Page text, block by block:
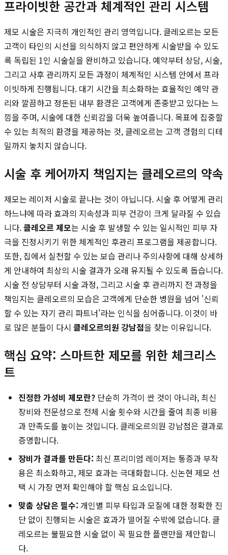
프라이빗한 공간과 체계적인 관리 시스템
제모 시술은 지극히 개인적인 관리 영역입니다. 클레오르는 모든
고객이 타인의 시선을 의식하지 않고 편안하게 시술받을 수 있도
록 독립된 1인 시술실을 완비하고 있습니다. 예약부터 상담, 시술,
그리고 사후 관리까지 모든 과정이 체계적인 시스템 안에서 프라
이빗하게 진행됩니다. 대기 시간을 최소화하는 효율적인 예약 관
리와 깔끔하고 정돈된 내부 환경은 고객에게 존중받고 있다는 느
낌을 주며, 시술에 대한 신뢰감을 더욱 높여줍니다. 목표에 집중할
수 있는 최적의 환경을 제공하는 것, 클레오르는 고객 경험의 디테
일까지 놓치지 않습니다.
시술 후 케어까지 책임지는 클레오르의 약속
제모는 레이저 시술로 끝나는 것이 아닙니다. 시술 후 어떻게 관리
하느냐에 따라 효과의 지속성과 피부 건강이 크게 달라질 수 있습
니다.클레오르 제모는 시술 후 발생할 수 있는 일시적인 피부 자
극을 진정시키기 위한 체계적인 후관리 프로그램을 제공합니다.
또한, 집에서 실천할 수 있는 보습 관리나 주의사항에 대해 상세하
게 안내하여 최상의 시술 결과가 오래 유지될 수 있도록 돕습니다.
시술 전 상담부터 시술 과정, 그리고 시술 후 관리까지 전 과정을
책임지는 클레오르의 모습은 고객에게 단순한 병원을 넘어 '신뢰
할 수 있는 자기 관리 파트너'라는 인식을 심어줍니다. 이것이 바
로 많은 분들이 다시 클레오르의원 강남점을 찾는 이유입니다.
핵심 요약: 스마트한 제모를 위한 체크리스
트
진정한 가성비 제모란? 단순히 가격이 싼 것이 아니라, 최신
장비와 전문성으로 전체 시술 횟수와 시간을 줄여 최종 비용
과 만족도를 높이는 것입니다. 클레오르의원 강남점은 결과로
증명합니다.
장비가 결과를 만든다: 최신 프리미엄 레이저는 통증과 부작
용은 최소화하고, 제모 효과는 극대화합니다. 신논현 제모 선
택 시 가장 먼저 확인해야 할 핵심 요소입니다.
맞춤 상담은 필수: 개인별 피부 타입과 모질에 대한 정확한 진
단 없이 진행되는 시술은 효과가 떨어질 수밖에 없습니다. 클
레오르는 불필요한 시술 없이 꼭 필요한 플랜만을 제안합니
다.